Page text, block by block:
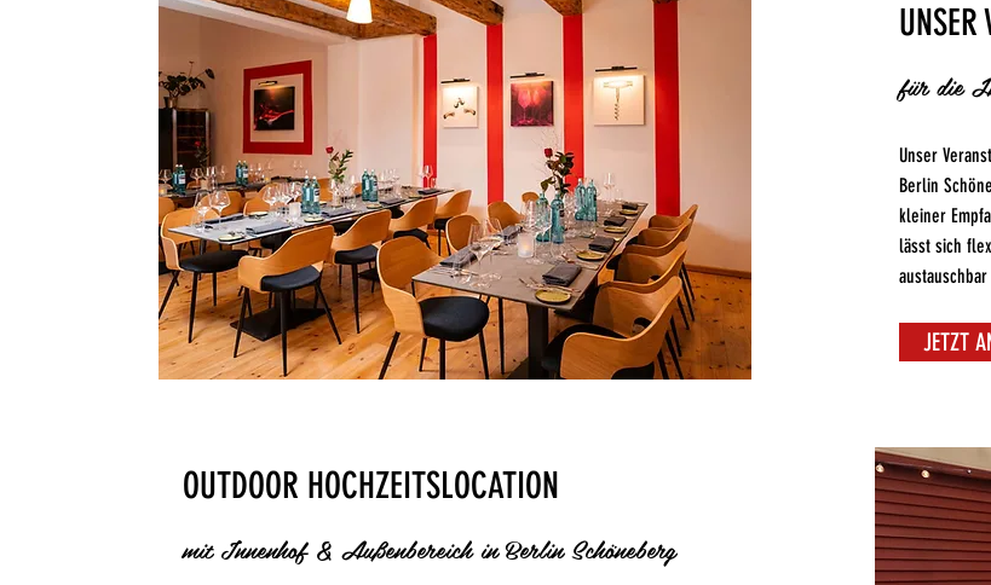
UNSER
für die
Unser
Berlin
kleiner
lässt sich
JETZT
OUTDOOR HOCHZEITSLOCATION
mit Innenhof & Außenbereich in Berlin Schöneberg